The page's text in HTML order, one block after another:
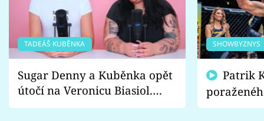
TADEÁŠ KUBĚNKA
Sugar Denny a Kuběnka opět
útočí na Veronicu Biasiol.
Proč je podle nich falešná a
SHOWBYZNYS
fanoušci